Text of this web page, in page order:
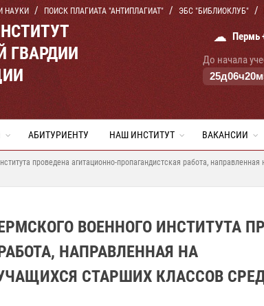
НАУКИ ПОИСК ПЛАГИАТА "АНТИПЛАГИАТ" ЭБС "БИБЛИОКЛУБ"
ГВАРДИИ
☁ Пермь
До начала
25д06ч20м
АБИТУРИЕНТУ НАШ ИНСТИТУТ ВАКАНСИИ
проведена агитационно-пропагандистская работа,
ВОЕННОГО ИНСТИТУТА
НАПРАВЛЕННАЯ НА
СТАРШИХ КЛАССОВ